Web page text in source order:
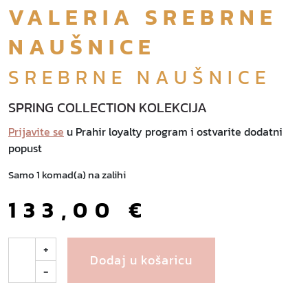
VALERIA SREBRNE
NAUŠNICE
SREBRNE NAUŠNICE
SPRING COLLECTION KOLEKCIJA
Prijavite se u Prahir loyalty program i ostvarite dodatni
popust
Samo 1 komad(a) na zalihi
133,00 €
l
+
-
Dodaj u košaricu